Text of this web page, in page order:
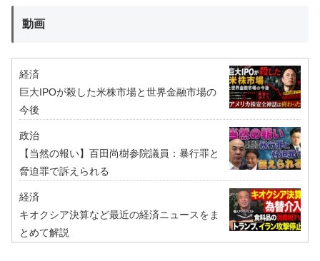
動画
経済
巨大IPOが殺した米株市場と世界金融市場の
今後
政治
【当然の報い】百田尚樹参院議員：暴行罪と
脅迫罪で訴えられる
経済
キオクシア決算など最近の経済ニュースをま
とめて解説